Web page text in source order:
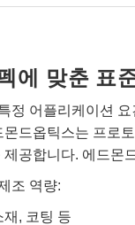
에 맞춘 표
정 어플리케이션
몬드옵틱스는 프로
공합니다. 에드몬
조 역량:
재, 코팅 등